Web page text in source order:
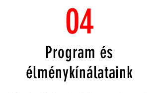
04
Program és
élménykínálataink